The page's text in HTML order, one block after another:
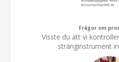
Frågor om
Visste du att vi
stränginstrument